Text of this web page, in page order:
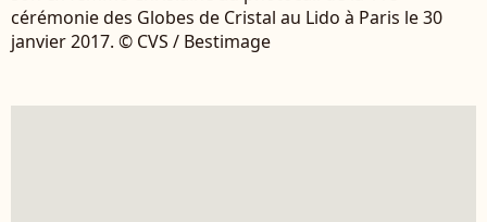
cérémonie des Globes de Cristal au Lido à Paris le 30
janvier 2017. © CVS / Bestimage